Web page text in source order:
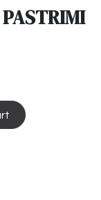
PASTRIMI